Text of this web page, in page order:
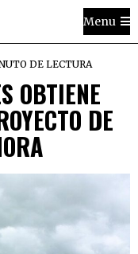
Menu
DE LECTURA
OBTIENE
DE